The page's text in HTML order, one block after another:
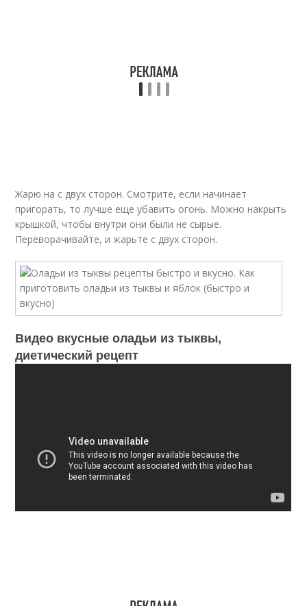
Жарю на с двух сторон. Смотрите, если начинает
пригорать, то лучше еще убавить огонь. Можно накрыть
крышкой, чтобы внутри они были не сырые.
Переворачивайте, и жарьте с двух сторон.
Видео вкусные оладьи из тыквы,
диетический рецепт